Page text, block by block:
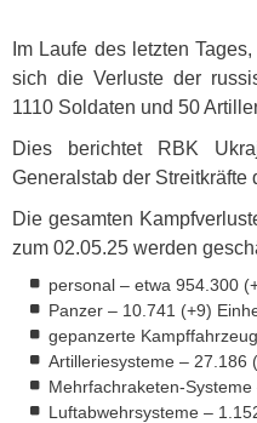
Im Laufe des letzten
sich die Verluste der
1110 Soldaten und 50
Dies berichtet
RBK
Generalstab der Streitkräfte
Die gesamten
zum 02.05.25 werden
personal – etwa 954.300
Panzer – 10.741 (+9)
gepanzerte
Artilleriesysteme – 27.186
Mehrfachraketen-
Luftabwehrsysteme –